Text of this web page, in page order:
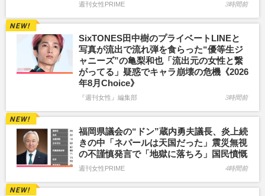
週刊女性PRIME 3時間前
SixTONES田中樹のプライベートLINEと
写真が流出で流れ弾を食らった“優等生ジ
ャニーズ”の亀梨和也「流出元の女性と繋
がってる」疑惑でキャラ崩壊の危機《2026
年8月Choice》
『週刊女性』編集部 3時間前
福岡県議会の“ドン”蔵内勇夫議長、炎上続
きの中「ネパールは天国だった」震災無視
の不謹慎発言で「地獄に落ちろ」国民憤慨
週刊女性PRIME 4時間前